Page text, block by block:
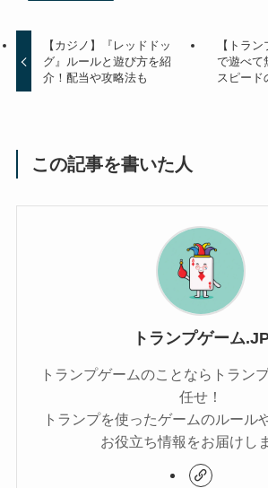
【カジノ】『レッドドッ
グ』ルールと遊び方を紹
介！配当や攻略法も
【トラ
で遊べて
スピード
この記事を書いた人
トランプゲーム
トランプゲームのことならトラン
任せ！
トランプを使ったゲームのルール
お役立ち情報をお届けし